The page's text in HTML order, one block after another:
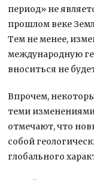
период» не
прошлом веке
Тем не менее,
международную
вноситься не
Впрочем,
теми
отмечают, что
собой
глобального